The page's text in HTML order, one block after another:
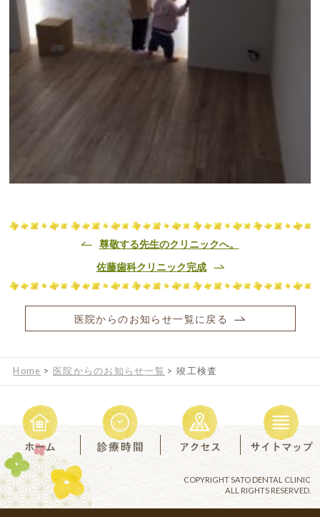
尊敬する先生のクリニックへ。
佐藤歯科クリニック完成
医院からのお知らせ一覧に戻る
Home > 医院からのお知らせ一覧 > 竣工検査
COPYRIGHT SATO DENTAL CLINIC
ALL RIGHTS RESERVED.